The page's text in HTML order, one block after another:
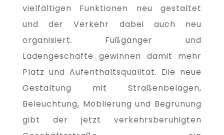
vielfältigen Funktionen neu gestaltet
und der Verkehr dabei auch neu
organisiert. Fußgänger und
Ladengeschäfte gewinnen damit mehr
Platz und Aufenthaltsqualität. Die neue
Gestaltung mit Straßenbelägen,
Beleuchtung, Möblierung und Begrünung
gibt der jetzt verkehrsberuhigten